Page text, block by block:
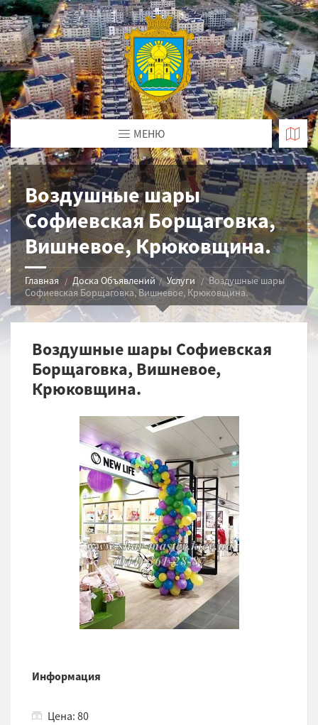
МЕНЮ
Воздушные шары
Софиевская Борщаговка,
Вишневое, Крюковщина.
Главная Доска Объявлений Услуги
Воздушные шары
Софиевская Борщаговка, Вишневое, Крюковщина.
Воздушные шары Софиевская
Борщаговка, Вишневое,
Крюковщина.
Информация
Цена: 80